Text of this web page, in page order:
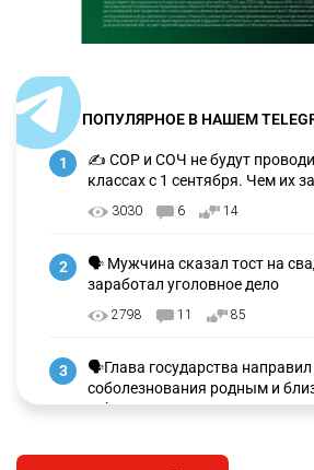
ПОПУЛЯРНОЕ В НАШЕМ
1
✍️ СОР и СОЧ не будут
классах с 1 сентября. Чем их
3030 6 14
2
🗣 Мужчина сказал тост на
заработал уголовное дело
2798 11 85
3
🗣Глава государства
соболезнования родным и
қаһарманы Ивана Гапича